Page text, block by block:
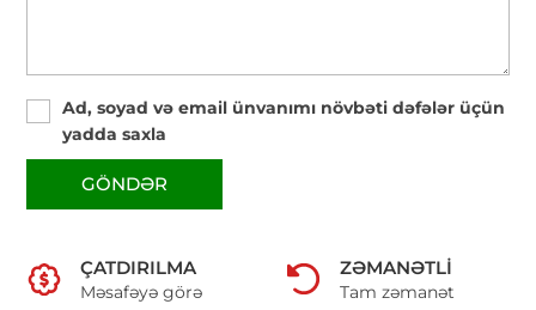
Ad, soyad və email ünvanımı növbəti dəfələr üçün
yadda saxla
GÖNDƏR
ÇATDIRILMA
Məsafəyə görə
ZƏMANƏTLI
Tam zəmanət